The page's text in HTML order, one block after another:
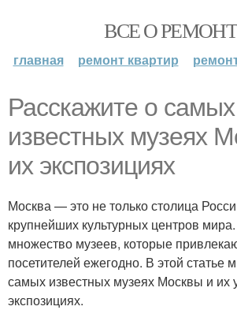
ВСЕ О
главная ремонт квартир
Расскажите о самых
известных музеях
их экспозициях
Москва — это не только столица
крупнейших культурных центров
множество музеев, которые
посетителей ежегодно. В этой статье
самых известных музеях Москвы и их
экспозициях.